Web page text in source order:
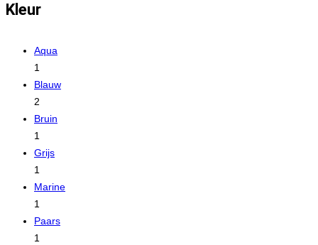
Kleur
Aqua
1
Blauw
2
Bruin
1
Grijs
1
Marine
1
Paars
1